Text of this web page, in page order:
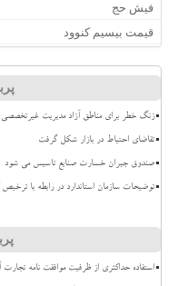
فیش حج
قیمت بیسیم کنوود
زنگ خطر برای مناطق آزاد مدیریت غیرتخصصی
تقاضای احتیاط در بازار شکل گرفت
صندوق جبران خسارت صنایع تاسیس می شود
توضیحات سازمان استاندارد در رابطه با ترخیص
استفاده حداکثری از ظرفیت موافقت نامه تجارت